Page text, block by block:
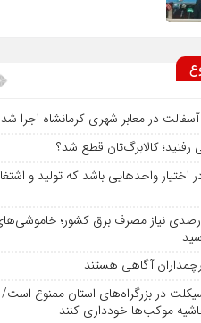
رفتید؛ کالابرگ‌تان قطع شد؟
اختیار واحدهایی باشد که تولید و
۳ درصدی نیاز مصرف برق کشور؛
آگاهی هستند
در بزرگراه‌های استان ممنوع است/
موکب‌ها خودداری کنند